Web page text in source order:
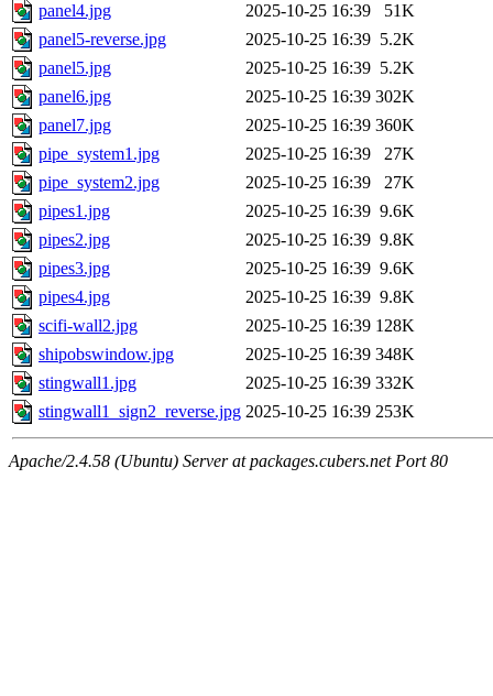
panel4.jpg
2025-10-25 16:39
51K
panel5-reverse.jpg
2025-10-25 16:39 5.2K
panel5.jpg
2025-10-25 16:39 5.2K
panel6.jpg
2025-10-25 16:39 302K
panel7.jpg
2025-10-25 16:39 360K
pipe_system1.jpg
2025-10-25 16:39
27K
pipe_system2.jpg
2025-10-25 16:39
27K
pipes1.jpg
2025-10-25 16:39 9.6K
pipes2.jpg
2025-10-25 16:39 9.8K
pipes3.jpg
2025-10-25 16:39 9.6K
pipes4.jpg
2025-10-25 16:39 9.8K
scifi-wall2.jpg
2025-10-25 16:39 128K
shipobswindow.jpg
2025-10-25 16:39 348K
stingwall1.jpg
2025-10-25 16:39 332K
stingwall1_sign2_reverse.jpg 2025-10-25 16:39 253K
Apache/2.4.58 (Ubuntu) Server at packages.cubers.net Port 80